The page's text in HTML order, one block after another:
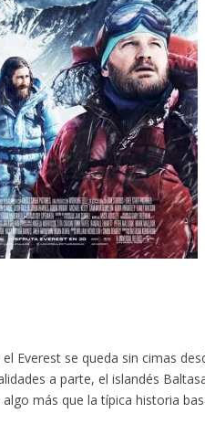
Everest se queda sin cimas
a parte, el islandés
más que la típica historia